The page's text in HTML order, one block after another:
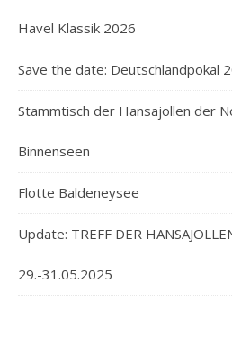
Havel Klassik 2026
Save the date: Deutschlandpokal
Stammtisch der Hansajollen der
Binnenseen
Flotte Baldeneysee
Update: TREFF DER
29.-31.05.2025